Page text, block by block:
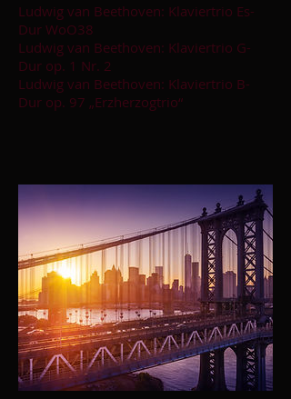
Ludwig van Beethoven: Klaviertrio Es-
Dur WoO38
Ludwig van Beethoven: Klaviertrio G-
Dur op. 1 Nr. 2
Ludwig van Beethoven: Klaviertrio B-
Dur op. 97 „Erzherzogtrio“